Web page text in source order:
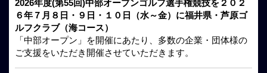
2026年度(第55回)中部オープンゴルフ選手権競技を２０２
６年７月８日・９日・１０日（水～金）に福井県・芦原ゴ
ルフクラブ（海コース）
「中部オープン」を開催にあたり、多数の企業・団体様の
ご支援をいただき開催させていただきます。